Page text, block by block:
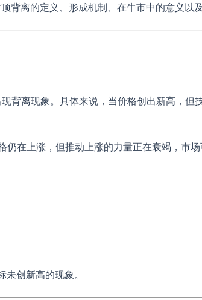
背离的定义、形成机制、在牛市中的意义以
背离现象。具体来说，当价格创出新高，
在上涨，但推动上涨的力量正在衰竭，市场
创新高的现象。